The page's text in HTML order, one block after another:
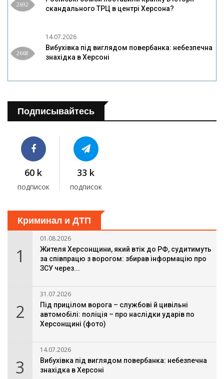
2692
скандального ТРЦ в центрі Херсона?
2668
14.07.2026
Вибухівка під виглядом повербанка: небезпечна
знахідка в Херсоні
Подписывайтесь
60 k
подписок
33 k
подписок
Криминал и ДТП
1
01.08.2026
Жителя Херсонщини, який втік до РФ, судитимуть
за співпрацю з ворогом: збирав інформацію про
ЗСУ через...
2
31.07.2026
Під прицілом ворога – службові й цивільні
автомобілі: поліція – про наслідки ударів по
Херсонщині (фото)
3
14.07.2026
Вибухівка під виглядом повербанка: небезпечна
знахідка в Херсоні